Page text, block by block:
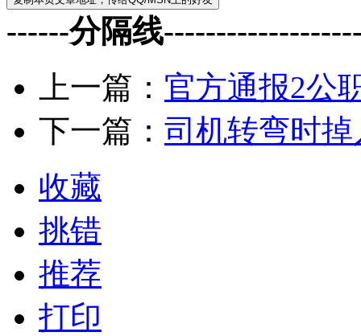
------分隔线
上一篇： 官方通报2公
下一篇： 司机转弯时
收藏
挑错
推荐
打印